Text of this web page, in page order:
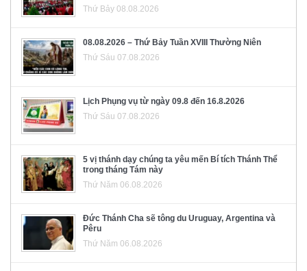
Thứ Bảy 08.08.2026
08.08.2026 – Thứ Bảy Tuần XVIII Thường Niên
Thứ Sáu 07.08.2026
Lịch Phụng vụ từ ngày 09.8 đến 16.8.2026
Thứ Sáu 07.08.2026
5 vị thánh dạy chúng ta yêu mến Bí tích Thánh Thể
trong tháng Tám này
Thứ Năm 06.08.2026
Đức Thánh Cha sẽ tông du Uruguay, Argentina và
Pêru
Thứ Năm 06.08.2026